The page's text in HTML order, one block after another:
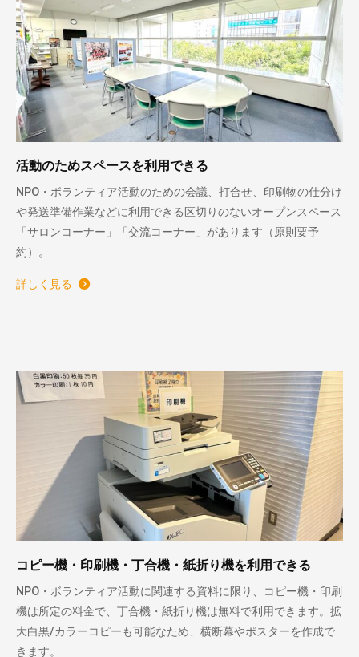
活動のためスペースを利用できる
NPO・ボランティア活動のための会議、打合せ、印刷物の仕分け
や発送準備作業などに利用できる区切りのないオープンスペース
「サロンコーナー」「交流コーナー」があります（原則要予
約）。
詳しく見る
コピー機・印刷機・丁合機・紙折り機を利用できる
NPO・ボランティア活動に関連する資料に限り、コピー機・印刷
機は所定の料金で、丁合機・紙折り機は無料で利用できます。拡
大白黒/カラーコピーも可能なため、横断幕やポスターを作成で
きます。